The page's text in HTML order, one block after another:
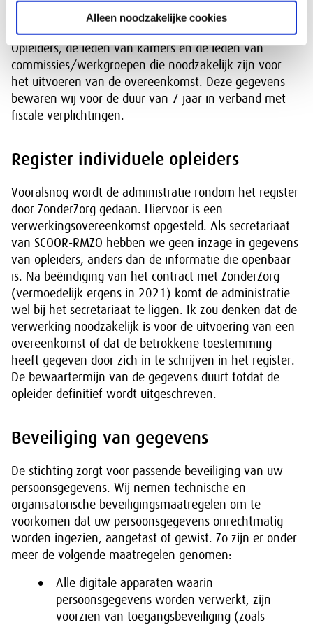
Alleen noodzakelijke cookies
In het kader van onze ledenadministratie verwerken
wij gegevens van de leden van het Register MZ-
Opleiders, de leden van kamers en de leden van
commissies/werkgroepen die noodzakelijk zijn voor
het uitvoeren van de overeenkomst. Deze gegevens
bewaren wij voor de duur van 7 jaar in verband met
fiscale verplichtingen.
Register individuele opleiders
Vooralsnog wordt de administratie rondom het register
door ZonderZorg gedaan. Hiervoor is een
verwerkingsovereenkomst opgesteld. Als secretariaat
van SCOOR-RMZO hebben we geen inzage in gegevens
van opleiders, anders dan de informatie die openbaar
is. Na beëindiging van het contract met ZonderZorg
(vermoedelijk ergens in 2021) komt de administratie
wel bij het secretariaat te liggen. Ik zou denken dat de
verwerking noodzakelijk is voor de uitvoering van een
overeenkomst of dat de betrokkene toestemming
heeft gegeven door zich in te schrijven in het register.
De bewaartermijn van de gegevens duurt totdat de
opleider definitief wordt uitgeschreven.
Beveiliging van gegevens
De stichting zorgt voor passende beveiliging van uw
persoonsgegevens. Wij nemen technische en
organisatorische beveiligingsmaatregelen om te
voorkomen dat uw persoonsgegevens onrechtmatig
worden ingezien, aangetast of gewist. Zo zijn er onder
meer de volgende maatregelen genomen:
Alle digitale apparaten waarin
persoonsgegevens worden verwerkt, zijn
voorzien van toegangsbeveiliging (zoals